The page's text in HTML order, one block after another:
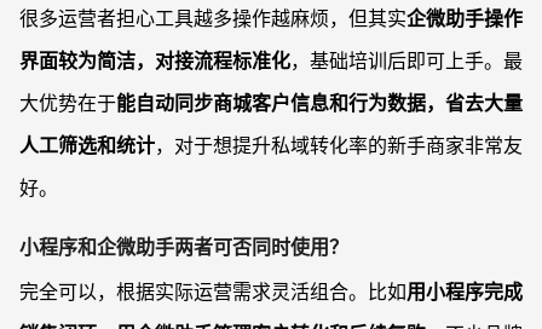
很多运营者担心工具越多操作越麻烦，但其实企微助手操作
界面较为简洁，对接流程标准化，基础培训后即可上手。最
大优势在于能自动同步商城客户信息和行为数据，省去大量
人工筛选和统计，对于想提升私域转化率的新手商家非常友
好。
小程序和企微助手两者可否同时使用？
完全可以，根据实际运营需求灵活组合。比如用小程序完成